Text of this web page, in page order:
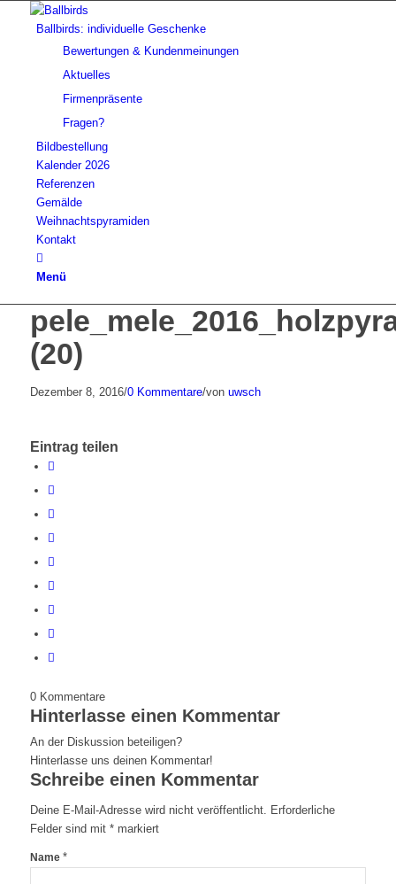
Ballbirds: individuelle Geschenke
Bewertungen & Kundenmeinungen
Aktuelles
Firmenpräsente
Fragen?
Bildbestellung
Kalender 2026
Referenzen
Gemälde
Weihnachtspyramiden
Kontakt
Menü
(20)
Dezember 8, 2016/0 Kommentare/von uwsch
Eintrag teilen
0 Kommentare
Hinterlasse einen Kommentar
An der Diskussion beteiligen?
Hinterlasse uns deinen Kommentar!
Schreibe einen Kommentar
Deine E-Mail-Adresse wird nicht veröffentlicht. Erforderliche
Felder sind mit *markiert
Name *